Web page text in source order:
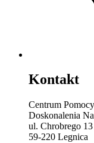
Kontakt
Centrum
Doskonalenia
ul. Chrobrego 13
59-220 Legnica